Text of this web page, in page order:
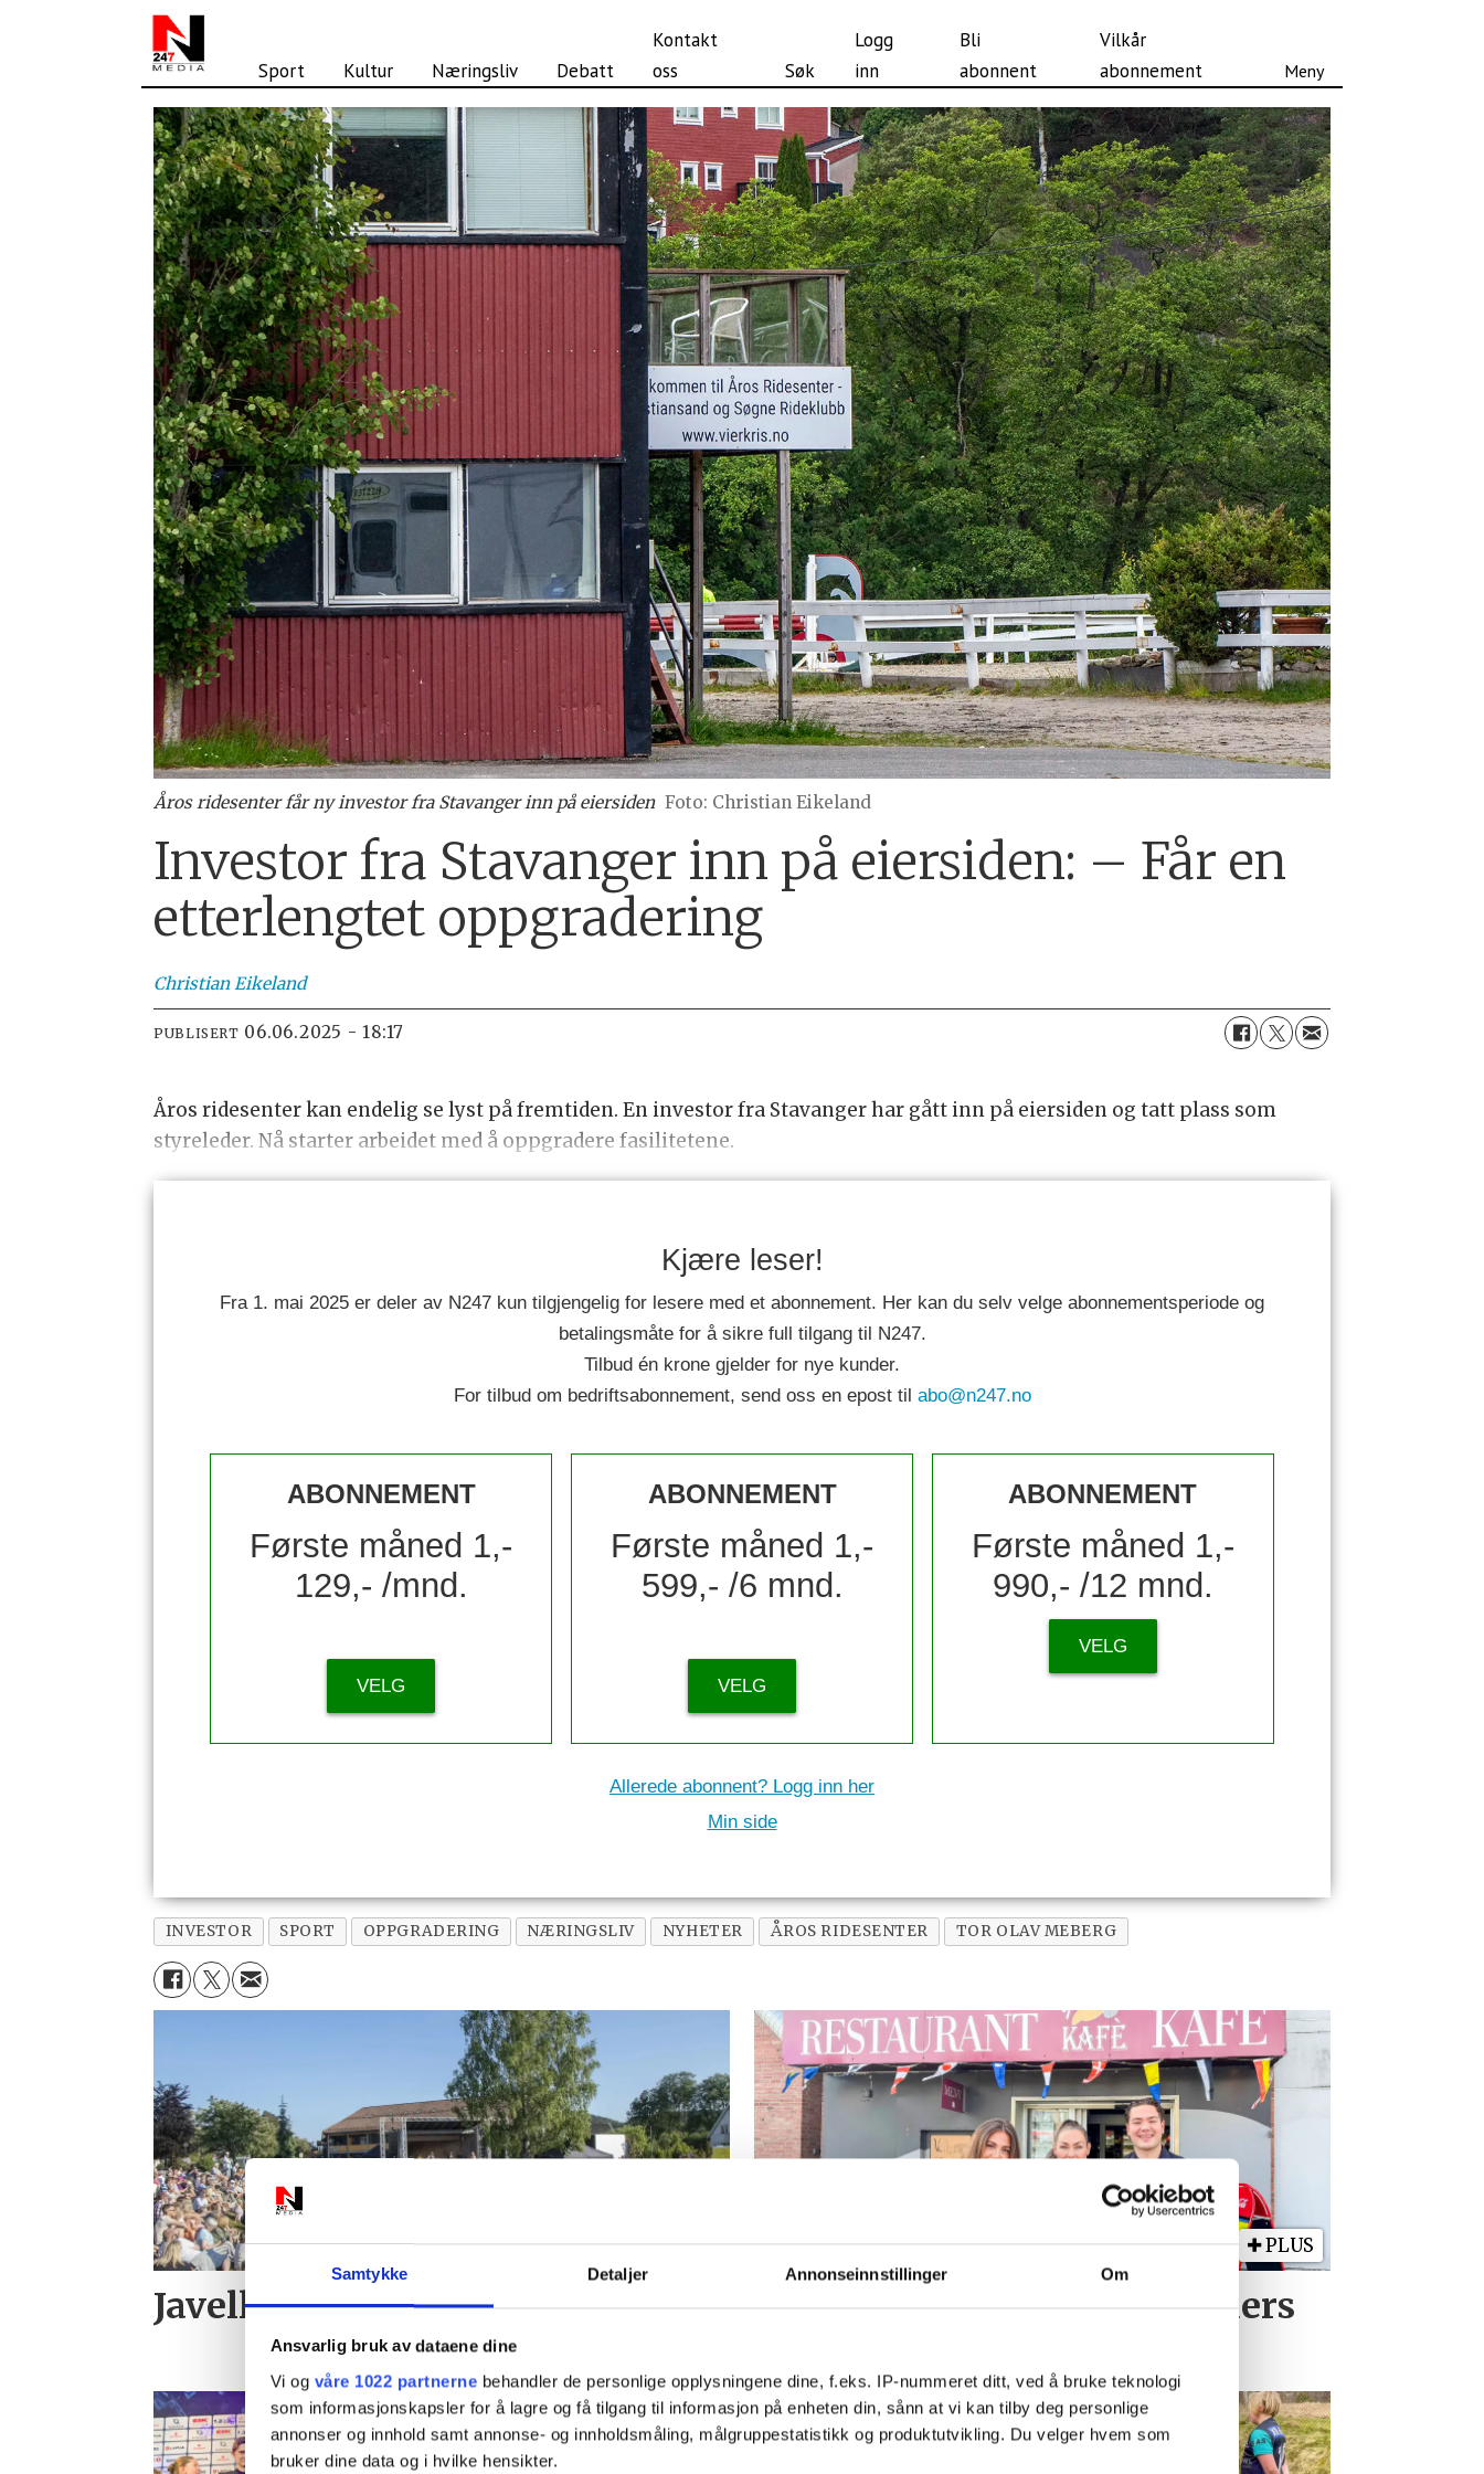
Samtykke Detaljer Annonseinnstillinger Om
Ansvarlig bruk av dataene dine
Vi og våre 1022 partnerne behandler de personlige opplysningene dine, f.eks. IP-nummeret ditt, ved å bruke teknologi
som informasjonskapsler for å lagre og få tilgang til informasjon på enheten din, sånn at vi kan tilby deg personlige
annonser og innhold samt annonse- og innholdsmåling, målgruppestatistikk og produktutvikling. Du velger hvem som
bruker dine data og i hvilke hensikter.
Sport Kultur Næringsliv Debatt
Kontakt
oss
Søk
Logg
inn
Bli
abonnent
Vilkår
abonnement
Åros ridesenter får ny investor fra Stavanger inn på eiersiden Foto: Christian Eikeland
Investor fra Stavanger inn på eiersiden: – Får en
etterlengtet oppgradering
Christian Eikeland
PUBLISERT 06.06.2025 - 18:17
Åros ridesenter kan endelig se lyst på fremtiden. En investor fra Stavanger har gått inn på eiersiden og tatt plass som
styreleder. Nå starter arbeidet med å oppgradere fasilitetene.
Kjære leser!
Fra 1. mai 2025 er deler av N247 kun tilgjengelig for lesere med et abonnement. Her kan du selv velge abonnementsperiode og
betalingsmåte for å sikre full tilgang til N247.
Tilbud én krone gjelder for nye kunder.
For tilbud om bedriftsabonnement, send oss en epost til abo@n247.no
ABONNEMENT
Første måned 1,-
129,- /mnd.
VELG
ABONNEMENT
Første måned 1,-
599,- /6 mnd.
VELG
ABONNEMENT
Første måned 1,-
990,- /12 mnd.
VELG
Allerede abonnent? Logg inn her
Min side
INVESTOR SPORT OPPGRADERING NÆRINGSLIV NYHETER ÅROS RIDESENTER TOR OLAV MEBERG
Javell - se det
PLUS
For denne familien er Gunders